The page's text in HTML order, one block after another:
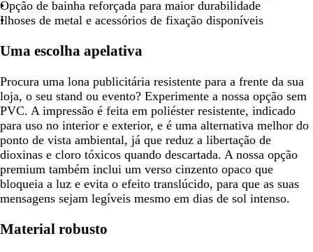
Opção de bainha reforçada para maior durabilidade
Ilhoses de metal e acessórios de fixação disponíveis
Uma escolha apelativa
Procura uma lona publicitária resistente para a frente da sua
loja, o seu stand ou evento? Experimente a nossa opção sem
PVC. A impressão é feita em poliéster resistente, indicado
para uso no interior e exterior, e é uma alternativa melhor do
ponto de vista ambiental, já que reduz a libertação de
dioxinas e cloro tóxicos quando descartada. A nossa opção
premium também inclui um verso cinzento opaco que
bloqueia a luz e evita o efeito translúcido, para que as suas
mensagens sejam legíveis mesmo em dias de sol intenso.
Material robusto